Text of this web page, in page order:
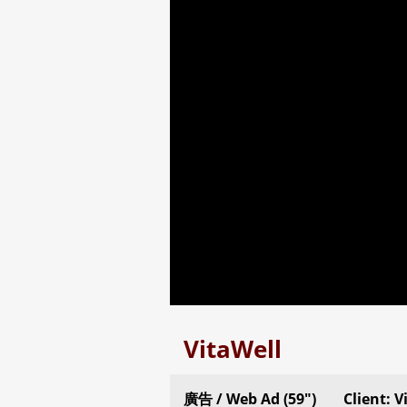
VitaWell
廣告 / Web Ad (59″) Client: